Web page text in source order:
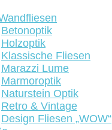
Betonoptik
Holzoptik
Klassische Fliesen
Marazzi Lume
Marmoroptik
Naturstein Optik
Retro & Vintage
Design Fliesen „WOW“